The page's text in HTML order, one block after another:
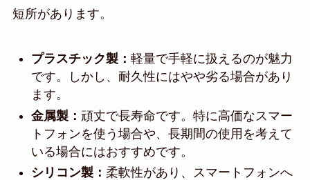
短所があります。
プラスチック製： 軽量で手軽に扱えるのが魅力
です。しかし、耐久性にはやや劣る場合があり
ます。
金属製： 頑丈で長寿命です。特に高価なスマー
トフォンを使う場合や、長期間の使用を考えて
いる場合にはおすすめです。
シリコン製： 柔軟性があり、スマートフォンへ